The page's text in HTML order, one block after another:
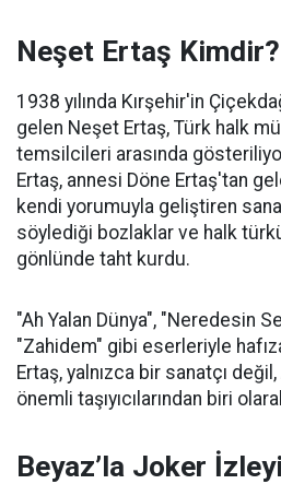
Neşet Ertaş Kimdir?
1938 yılında Kırşehir'in
gelen Neşet Ertaş, Türk halk
temsilcileri arasında
Ertaş, annesi Döne Ertaş'tan
kendi yorumuyla geliştiren
söylediği bozlaklar ve halk
gönlünde taht kurdu.
"Ah Yalan Dünya", "Neredesin
"Zahidem" gibi eserleriyle
Ertaş, yalnızca bir sanatçı
önemli taşıyıcılarından biri
Beyaz’la Joker